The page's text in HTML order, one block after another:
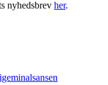
nyhedsbrev her.